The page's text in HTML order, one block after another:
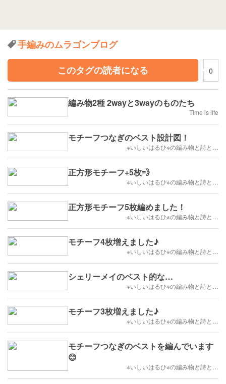
手編みのムラゴンブログ
このタグの読者になる
0
編み物2種 2wayと3wayのものたち
Time is life
モチーフつなぎのベスト設計図！
※いしいはるひ※の編み物と詩と…
正方形モチーフ+5枚💨
※いしいはるひ※の編み物と詩と…
正方形モチーフ5枚編めました！
※いしいはるひ※の編み物と詩と…
モチーフ4枚増えました♪
※いしいはるひ※の編み物と詩と…
シェリーメイのベスト的な…
※いしいはるひ※の編み物と詩と…
モチーフ3枚増えました♪
※いしいはるひ※の編み物と詩と…
モチーフつなぎのベストを編んでいます
😊
※いしいはるひ※の編み物と詩と…